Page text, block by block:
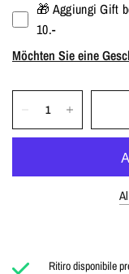
🎁 Aggiungi Gift
10.-
Möchten Sie eine
Ritiro disponibile